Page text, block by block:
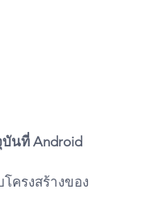
บันที่ Android
ครงสร้างของ